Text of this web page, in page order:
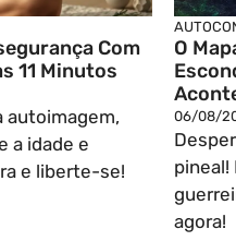
Com
11 Minutos
autoimagem,
a idade e
e liberte-se!
O
06/08/
pineal!
agora!